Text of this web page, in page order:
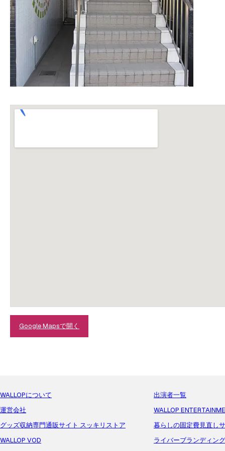
Google Mapsで開く
WALLOPについて
出演者一覧
運営会社
WALLOP
グッズ収納専門通販サイト スッキリストア
暮らしの固定費見直し
WALLOP VOD
ライバーブランディン